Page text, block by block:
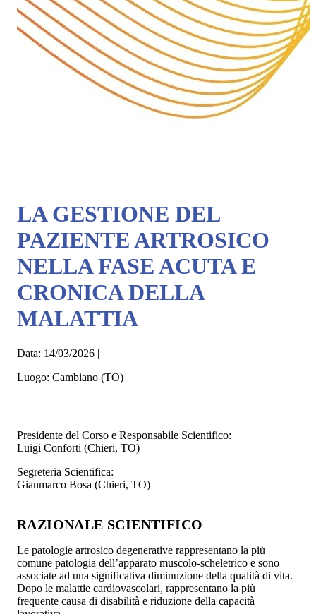
LA GESTIONE DEL
PAZIENTE ARTROSICO
NELLA FASE ACUTA E
CRONICA DELLA
MALATTIA
Data: 14/03/2026 |
Luogo: Cambiano (TO)
Presidente del Corso e Responsabile Scientifico:
Luigi Conforti (Chieri, TO)
Segreteria Scientifica:
Gianmarco Bosa (Chieri, TO)
RAZIONALE SCIENTIFICO
Le patologie artrosico degenerative rappresentano la più
comune patologia dell’apparato muscolo-scheletrico e sono
associate ad una significativa diminuzione della qualità di vita.
Dopo le malattie cardiovascolari, rappresentano la più
frequente causa di disabilità e riduzione della capacità